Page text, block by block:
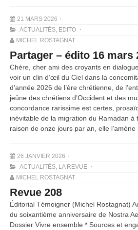
21 MARS 2026
ACTUALITÉS, EDITO
MICHEL ROSTAGNAT
Partager – édito 16 mars
Chère, cher ami des croyants en
voir un clin d’œil du Ciel dans la
d’année 2026 de l’ère chrétienne, de
jeûne des chrétiens d’Occident et des
concordance rarissime est certes,
inévitable de la migration du Ramadan à
raison de onze jours par an, elle l’amène
26 JANVIER 2026
ACTUALITÉS, LA REVUE
MICHEL ROSTAGNAT
Revue 208
Éditorial Témoigner (Michel Rostagnat)
du soixantième anniversaire de Nostra
Dossier Vivre ensemble * Sources et